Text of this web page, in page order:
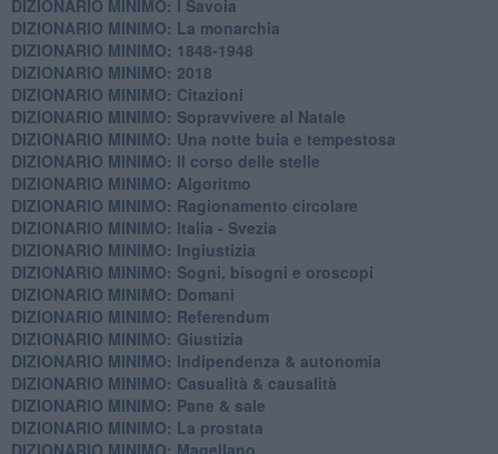
DIZIONARIO MINIMO: I Savoia
DIZIONARIO MINIMO: La monarchia
DIZIONARIO MINIMO: 1848-1948
DIZIONARIO MINIMO: 2018
DIZIONARIO MINIMO: Citazioni
DIZIONARIO MINIMO: ​Sopravvivere al Natale
DIZIONARIO MINIMO: ​Una notte buia e tempestosa
DIZIONARIO MINIMO: Il corso delle stelle
DIZIONARIO MINIMO: Algoritmo
DIZIONARIO MINIMO: Ragionamento circolare
DIZIONARIO MINIMO: Italia - Svezia
DIZIONARIO MINIMO: ​Ingiustizia
DIZIONARIO MINIMO: ​Sogni, bisogni e oroscopi
DIZIONARIO MINIMO: Domani
DIZIONARIO MINIMO: Referendum
DIZIONARIO MINIMO: Giustizia
DIZIONARIO MINIMO: ​Indipendenza & autonomia
DIZIONARIO MINIMO: ​Casualità & causalità
​DIZIONARIO MINIMO: Pane & sale
DIZIONARIO MINIMO: La prostata
​DIZIONARIO MINIMO: Magellano